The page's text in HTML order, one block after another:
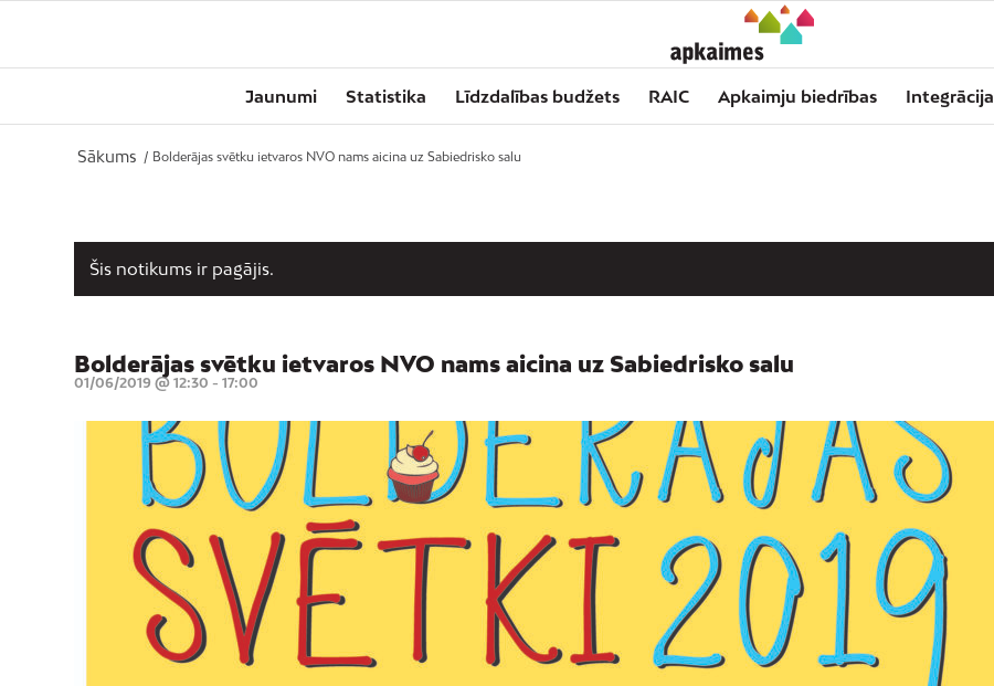
Jaunumi Statistika Līdzdalības budžets RAIC Apkaimju biedrības Integrācija
Sākums / Bolderājas svētku ietvaros NVO nams aicina uz Sabiedrisko salu
Šis notikums ir pagājis.
Bolderājas svētku ietvaros NVO nams aicina uz Sabiedrisko salu
01/06/2019 @ 12:30 - 17:00